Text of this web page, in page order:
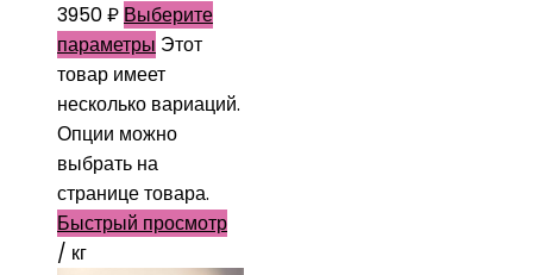
3950₽ Выберите
параметры Этот
товар имеет
несколько вариаций.
Опции можно
выбрать на
странице товара.
Быстрый просмотр
/ кг